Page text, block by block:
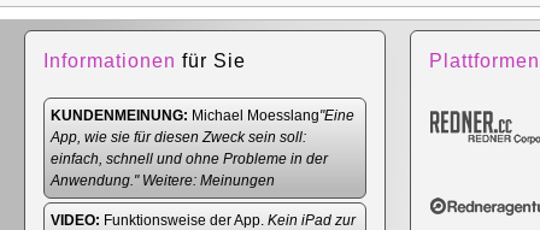
Informationen für Sie
KUNDENMEINUNG: Michael Moesslang"Eine
App, wie sie für diesen Zweck sein soll:
einfach, schnell und ohne Probleme in der
Anwendung." Weitere: Meinungen
VIDEO: Funktionsweise der App. Kein iPad zur
Plattformen